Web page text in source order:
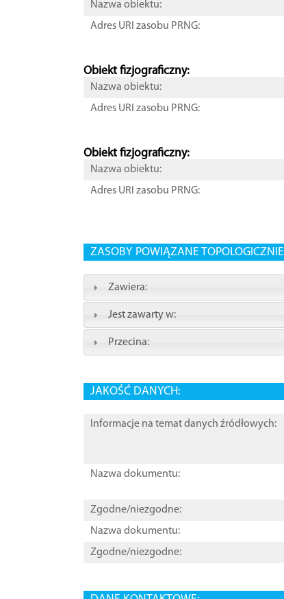
Nazwa obiektu:
Adres URI zasobu PRNG:
Obiekt fizjograficzny:
Nazwa obiektu:
Adres URI zasobu PRNG:
Obiekt fizjograficzny:
Nazwa obiektu:
Adres URI zasobu PRNG:
ZASOBY POWIĄZANE TOPOLOGICZNIE
Zawiera:
Jest zawarty w:
Przecina:
JAKOŚĆ DANYCH:
Informacje na temat danych źródłowych:
Nazwa dokumentu:
Zgodne/niezgodne:
Nazwa dokumentu:
Zgodne/niezgodne: